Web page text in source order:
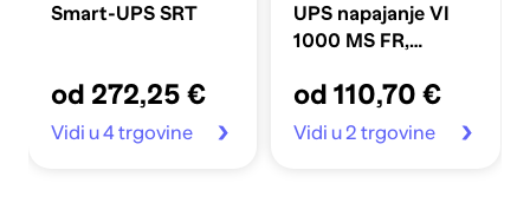
Smart-UPS SRT
od 272,25 €
Vidi u 4 trgovine
UPS napajanje VI
1000 MS FR,
od 110,70 €
Vidi u 2 trgovine